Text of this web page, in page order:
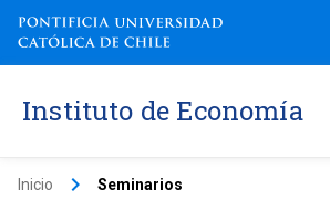
Instituto de Economía
Inicio keyboard_arrow_right Seminarios